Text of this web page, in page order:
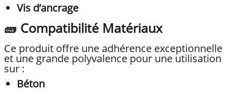
Vis d’ancrage
🧱 Compatibilité Matériaux
Ce produit offre une adhérence exceptionnelle
et une grande polyvalence pour une utilisation
sur :
Béton